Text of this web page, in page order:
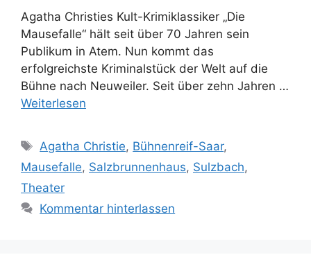
Agatha Christies Kult-Krimiklassiker „Die
Mausefalle“ hält seit über 70 Jahren sein
Publikum in Atem. Nun kommt das
erfolgreichste Kriminalstück der Welt auf die
Bühne nach Neuweiler. Seit über zehn Jahren …
Weiterlesen
Schlagwörter
Agatha Christie, Bühnenreif-Saar,
Mausefalle, Salzbrunnenhaus, Sulzbach,
Theater
Kommentar hinterlassen